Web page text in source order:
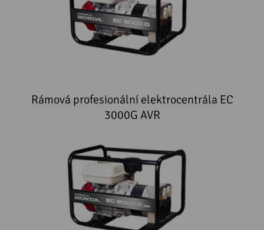
Rámová profesionální elektrocentrála EC
3000G AVR